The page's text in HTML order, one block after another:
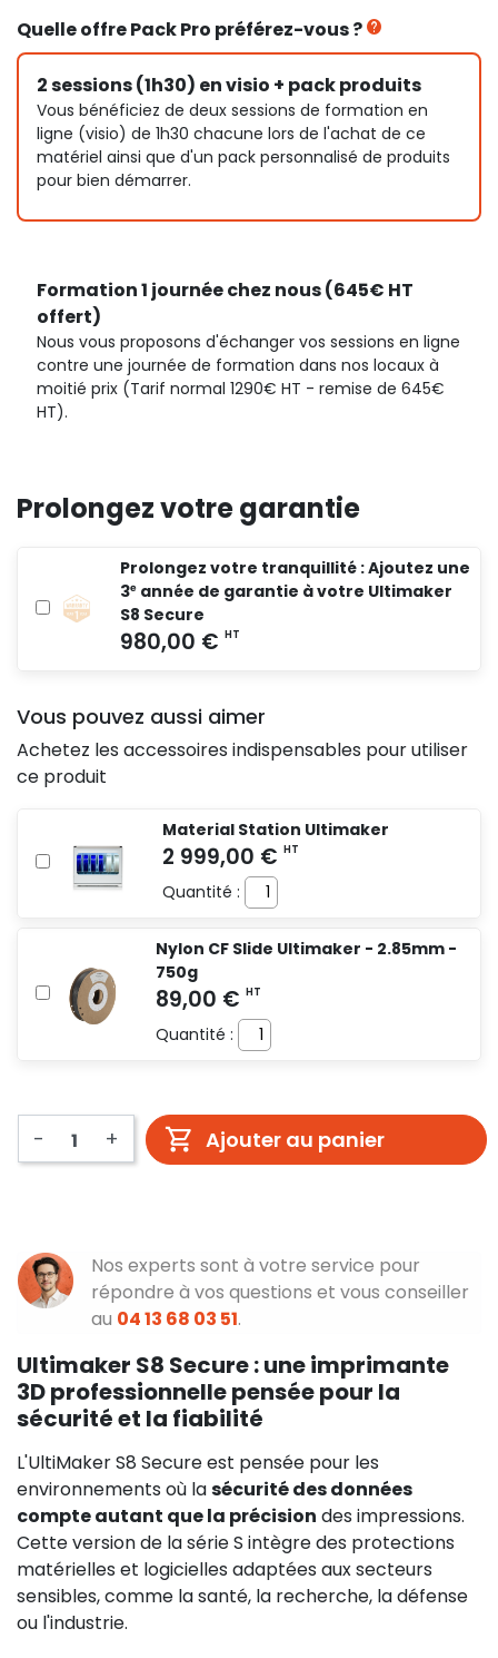
Quelle offre Pack Pro préférez-vous ?
2 sessions (1h30) en visio + pack produits
Vous bénéficiez de deux sessions de formation en
ligne (visio) de 1h30 chacune lors de l'achat de ce
matériel ainsi que d'un pack personnalisé de produits
pour bien démarrer.
Formation 1 journée chez nous (645€ HT
offert)
Nous vous proposons d'échanger vos sessions en ligne
contre une journée de formation dans nos locaux à
moitié prix (Tarif normal 1290€ HT - remise de 645€
HT).
Prolongez votre garantie
Prolongez votre tranquillité : Ajoutez une
3ᵉ année de garantie à votre Ultimaker
S8 Secure
Vous pouvez aussi aimer
Achetez les accessoires indispensables pour utiliser
ce produit
Material Station Ultimaker
Quantité :
Nylon CF Slide Ultimaker - 2.85mm -
750g
Quantité :
- + Ajouter au panier
Nos experts sont à votre service pour
répondre à vos questions et vous conseiller
au 04 13 68 03 51.
Ultimaker S8 Secure : une imprimante
3D professionnelle pensée pour la
sécurité et la fiabilité
L'UltiMaker S8 Secure est pensée pour les
environnements où lasécurité des données
compte autant que la précision des impressions.
Cette version de la série S intègre des protections
matérielles et logicielles adaptées aux secteurs
sensibles, comme la santé, la recherche, la défense
ou l'industrie.